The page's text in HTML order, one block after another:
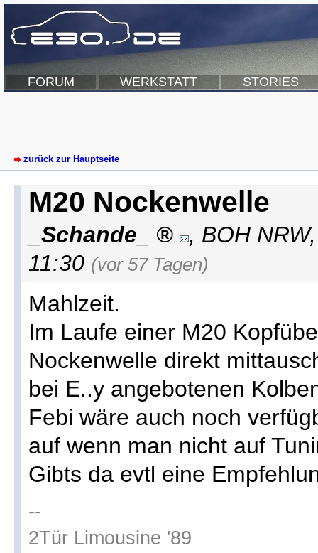
FORUM WERKSTATT STORIES
zurück zur Hauptseite
M20 Nockenwelle
_Schande_ , BOH NRW
11:30 (vor 57 Tagen)
Mahlzeit.
Im Laufe einer M20
Nockenwelle direkt
bei E..y angebotenen
Febi wäre auch noch
auf wenn man nicht auf
Gibts da evtl eine
--
2Tür Limousine '89